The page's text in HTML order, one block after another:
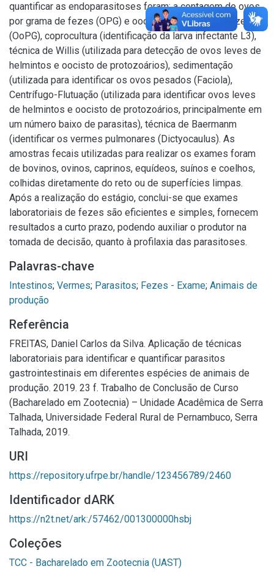
quantificar as endoparasitoses foram: a contagem de ovos
por grama de fezes (OPG) e oocisto por grama de fezes
(OoPG), coprocultura (identificação da larva infectante L3),
técnica de Willis (utilizada para detecção de ovos leves de
helmintos e oocisto de protozoários), sedimentação
(utilizada para identificar os ovos pesados (Faciola),
Centrífugo-Flutuação (utilizada para identificar ovos leves
de helmintos e oocisto de protozoários, principalmente em
um número baixo de parasitas), técnica de Baermanm
(identificar os vermes pulmonares (Dictyocaulus). As
amostras fecais utilizadas para realizar os exames foram
de bovinos, ovinos, caprinos, equídeos, suínos e coelhos,
colhidas diretamente do reto ou de superfícies limpas.
Após a realização do estágio, conclui-se que exames
laboratoriais de fezes são eficientes e simples, fornecem
resultados a curto prazo, podendo auxiliar o produtor na
tomada de decisão, quanto à profilaxia das parasitoses.
Palavras-chave
Intestinos; Vermes; Parasitos; Fezes - Exame; Animais de
produção
Referência
FREITAS, Daniel Carlos da Silva. Aplicação de técnicas
laboratoriais para identificar e quantificar parasitos
gastrointestinais em diferentes espécies de animais de
produção. 2019. 23 f. Trabalho de Conclusão de Curso
(Bacharelado em Zootecnia) – Unidade Acadêmica de Serra
Talhada, Universidade Federal Rural de Pernambuco, Serra
Talhada, 2019.
URI
https://repository.ufrpe.br/handle/123456789/2460
Identificador dARK
https://n2t.net/ark:/57462/001300000hsbj
Coleções
TCC - Bacharelado em Zootecnia (UAST)